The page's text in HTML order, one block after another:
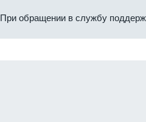
При обращении в службу